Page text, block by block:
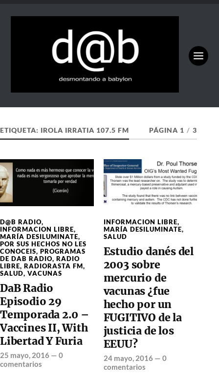
ETIQUETA: IROLA IRRATIA 107.5 FM PÁGINA 1 / 3
D@B RADIO,
INFORMACION LIBRE,
MARÍA DESILUMINATE,
POR SUS HECHOS NO LES
CONOCEIS, PROGRAMAS
DE DAB RADIO, RADIO
LIBRE, RADIORASTA FM,
SALUD, VACUNAS
DaB Radio
Episodio 29
Temporada 2.0 –
Vaccines II, With
Libertad Y Furia
25 mayo, 2016 — 0
comentarios
INFORMACION LIBRE,
MARÍA DESILUMINATE,
SALUD
Estudio danés del
2003 sobre
mercurio de
vacunas ¿fue
hecho por un
FUGITIVO de la
justicia de los
EEUU?
24 mayo, 2016— 0
comentarios